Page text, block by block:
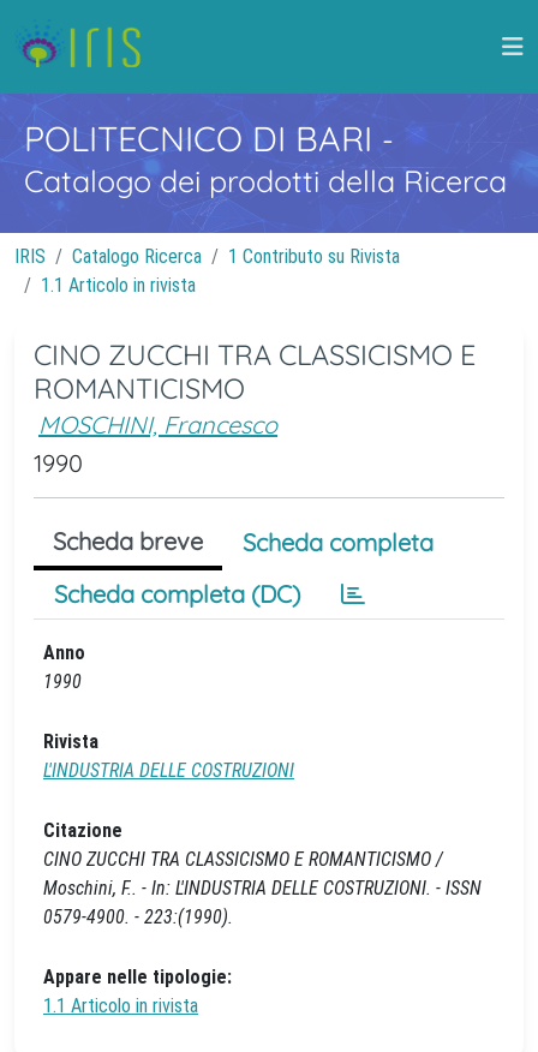
POLITECNICO DI BARI -
Catalogo dei prodotti della Ricerca
IRIS Catalogo Ricerca
1 Contributo su Rivista
1.1 Articolo in rivista
CINO ZUCCHI TRA CLASSICISMO E
ROMANTICISMO
MOSCHINI, Francesco
1990
Scheda breve
Scheda completa
Scheda completa (DC)
Anno
1990
Rivista
L'INDUSTRIA DELLE COSTRUZIONI
Citazione
CINO ZUCCHI TRA CLASSICISMO E ROMANTICISMO /
Moschini, F.. - In: L'INDUSTRIA DELLE COSTRUZIONI. - ISSN
0579-4900. - 223:(1990).
Appare nelle tipologie:
1.1 Articolo in rivista